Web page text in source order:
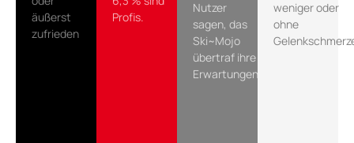
äußerst
zufrieden
Profis.
Nutzer
sagen, das
Ski~Mojo
übertraf ihre
Erwartungen
weniger oder
ohne